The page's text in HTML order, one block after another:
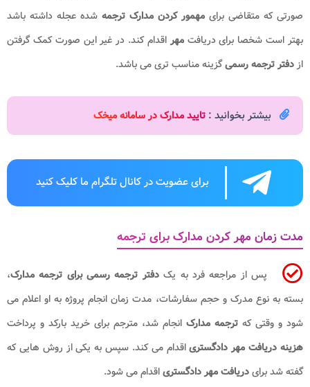
صورتی که متقاضی برای مهمور کردن مدارک ترجمه شده عجله داشته باشد
بهتر است شخصا برای دریافتمهراقدام کند. در غیر این صورت کمک گرفتن
ازدفتر ترجمه رسمیگزینه مناسب تری می باشد.
بیشتر بخوانید : تایید مدارک در سامانه میخک
برای عضویت در کانال تلگرام ما کلیک کنید
مدت زمان مهر کردن مدارک برای ترجمه
پس از مراجعه فرد به یکدفتر ترجمه رسمی برای ترجمه مدارک،
بسته به نوع مدرک و حجم سفارشات، مدت زمان انجام پروژه به او اعلام می
شود و وقتی که ترجمه مدارک انجام شد، مترجم برای خرید بارکد و پرداخت
هزینه دریافت مهر دادگستریاقدام می کند. سپس به یکی از روش هایی که
گفته شد برایدریافت مهر دادگستریاقدام می شود.